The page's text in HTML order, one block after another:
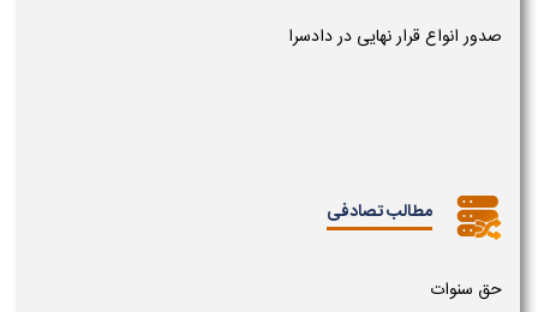
صدور انواع قرار نهایی در دادسرا
مطالب تصادفی
حق سنوات